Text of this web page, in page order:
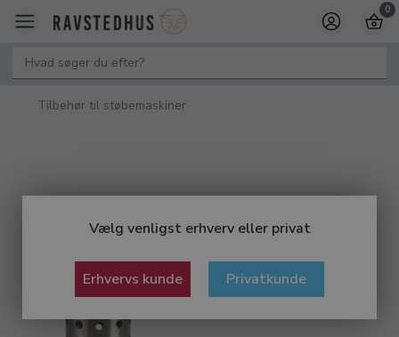
Vælg venligst erhverv eller privat
Erhvervs kunde Privatkunde
0
Tilbehør til støbemaskiner